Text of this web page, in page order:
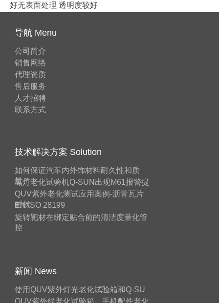
好无表面处理 透明度较好
导航 Menu
公司简介
销售网络
代理资质
售后服务
人才招聘
联系方式
技术解决方案 Solution
如何保证汽车内外饰材料耐久性和质
量？——
氙灯老化试验机Q-SUN出现M61报警提
QUV紫外老化测试应用案例-沥青瓦片
耐候
EN ISO 28199
旋转靶材在绑定贴合前的清洁度量化管
控
新闻 News
使用QUV紫外灯光老化试验箱和Q-SU